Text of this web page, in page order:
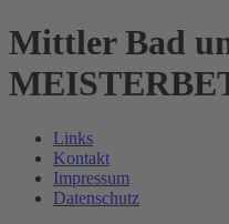
MittlerBad
Links
Kontakt
Impressum
Datenschutz